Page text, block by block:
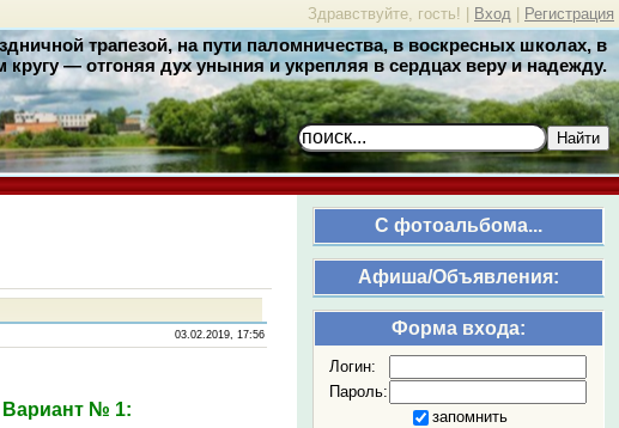
Здравствуйте, гость! | Вход Регистрация
трапезой, на пути паломничества, в воскресных школах, в
кругу — отгоняя дух уныния и укрепляя в сердцах веру и надежду.
Найти
C фотоальбома...
Афиша/Объявления:
Форма входа:
Логин:
Пароль:
запомнить
03.02.2019, 17:56
Вариант № 1: